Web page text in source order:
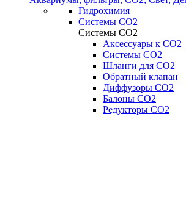
Гидрохимия
Системы СО2
Системы СО2
Аксессуары к СО2
Системы СО2
Шланги для CO2
Обратный клапан
Диффузоры СO2
Балоны CO2
Редукторы CO2